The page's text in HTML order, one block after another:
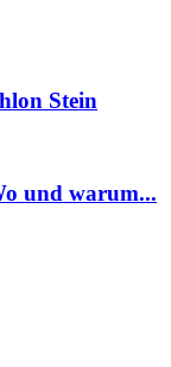
Stein
und warum...